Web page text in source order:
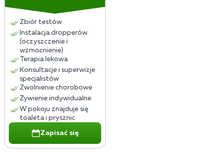
Zbiór testów
Instalacja dropperów
(oczyszczenie i
wzmocnienie)
Terapia lekowa
Konsultacje i superwizje
specjalistów
Zwolnienie chorobowe
Żywienie indywidualne
W pokoju znajduje się
toaleta i prysznic
Zapisać się